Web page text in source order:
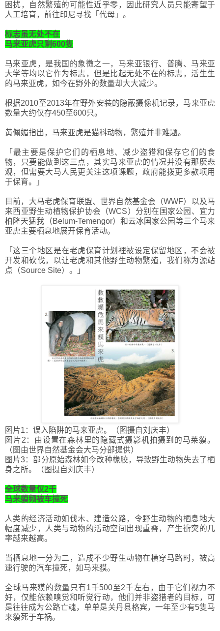
困扰，自然繁殖的可能性近乎零，因此研究人员只能寄望于
人工培育，前往印尼寻找「代母」。
标志虽无处不在
马来亚虎只剩600隻
马来亚虎，是我国的象徵之一，马来亚银行、普腾、马来亚
大学等均以它作为标志，但是比起无处不在的标志，活生生
的马来亚虎，如今在野外的数量却大大减少。
根据2010至2013年在野外安装的隐蔽摄像机记录，马来亚虎
数量大约仅存450至600只。
黄佩媚指出，马来亚虎是猫科动物，繁殖并非难题。
「最主要是保护它们的栖息地、减少盗猎和保存它们的食
物，只要能做到这三点，其实马来亚虎的情况并没有那麽悲
观，但需要大马人民更关注这项课题，政府能拨更多款项用
于保育。」
目前，大马老虎保育联盟、世界自然基金会（WWF）以及马
来西亚野生动植物保护协会（WCS）分别在国家公园、宜力
柏隆天猛我（Belum-Temengor）和云冰国家公园等三个马来
亚虎主要栖息地展开保育活动。
「这三个地区是在老虎保育计划裡被设定保留地区，不会被
开发和砍伐，以让老虎和其他野生动物繁殖，我们称为源站
点（Source Site）。」
图片1：误入陷阱的马来亚虎。（图摄自刘庆丰）
图片2：由设置在森林里的隐藏式摄影机拍摄到的马莱貘。
（图由世界自然基金会大马分部提供）
图片3：部分原始森林如今改种橡胶，导致野生动物失去了栖
身之所。（图摄自刘庆丰）
全球数量仅2千
马来貘频被车撞死
人类的经济活动如伐木、建造公路，令野生动物的栖息地大
幅度减少，人类与动物的活动空间出现重叠，产生衝突的几
率越来越高。
当栖息地一分为二，造成不少野生动物在横穿马路时，被高
速行驶的汽车撞死，如马来貘。
全球马来貘的数量只有1千500至2千左右，由于它们视力不
好，仅能依赖嗅觉和听觉行动，他们并非盗猎者的目标，可
是往往成为公路亡魂，单单是关丹县格宾，一年至少有5隻马
来貘死于车祸。